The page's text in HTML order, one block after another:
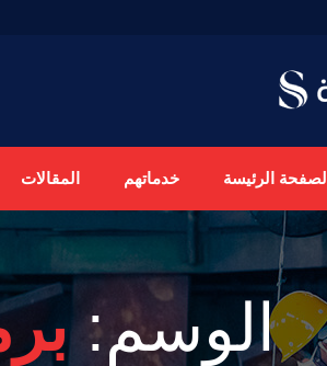
الصفحة الرئيسة خدماتهم المقالات
الوسم: